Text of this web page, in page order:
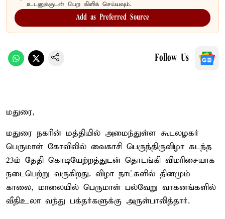
உடனுக்குடன் பெற கிளிக் செய்யவும்.
Add as Preferred Source
Follow Us
மதுரை,
மதுரை நகரின் மத்தியில் அமைந்துள்ள கூடலழகர்
பெருமாள் கோவிலில் வைகாசி பெருந்திருவிழா கடந்த
23ம் தேதி கொடியேற்றத்துடன் தொடங்கி விமரிசையாக
நடைபெற்று வருகிறது. விழா நாட்களில் தினமும்
காலை, மாலையில் பெருமாள் பல்வேறு வாகனங்களில்
வீதிஉலா வந்து பக்தர்களுக்கு அருள்பாலித்தார்.